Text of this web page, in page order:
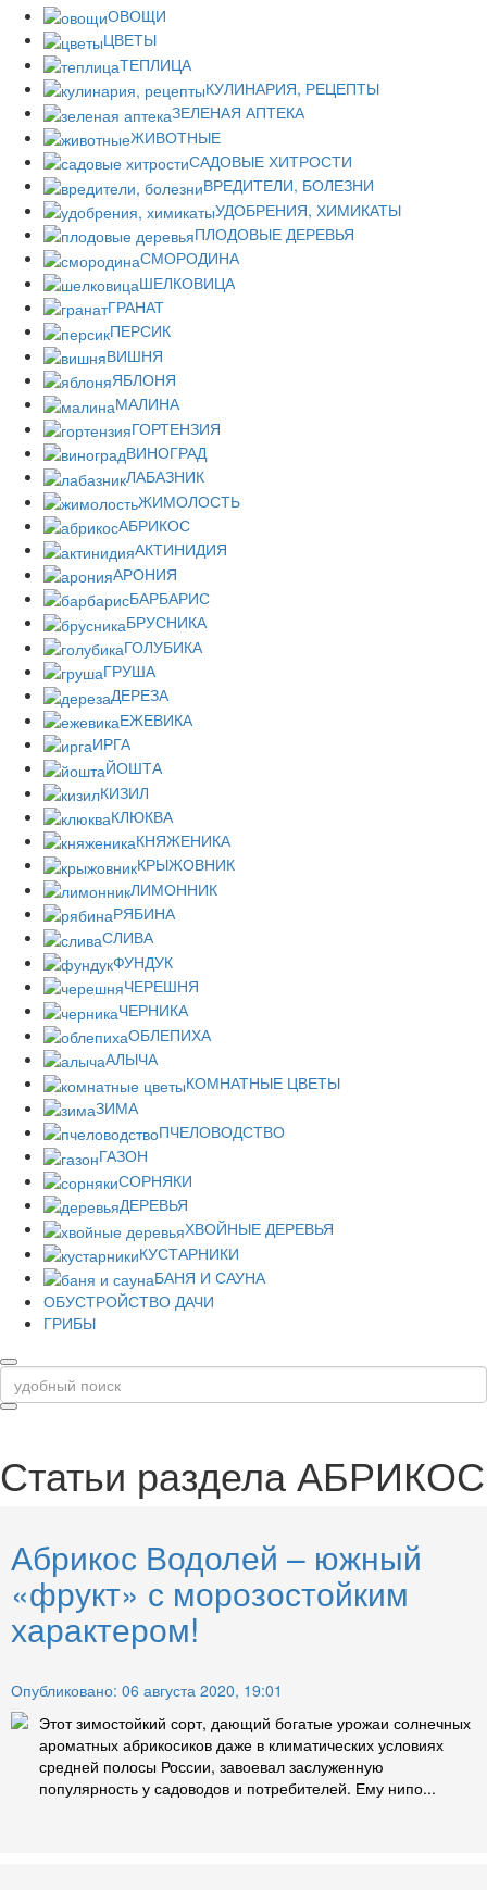
ОВОЩИ
ЦВЕТЫ
ТЕПЛИЦА
КУЛИНАРИЯ, РЕЦЕПТЫ
ЗЕЛЕНАЯ АПТЕКА
ЖИВОТНЫЕ
САДОВЫЕ ХИТРОСТИ
ВРЕДИТЕЛИ, БОЛЕЗНИ
УДОБРЕНИЯ, ХИМИКАТЫ
ПЛОДОВЫЕ ДЕРЕВЬЯ
СМОРОДИНА
ШЕЛКОВИЦА
ГРАНАТ
ПЕРСИК
ВИШНЯ
ЯБЛОНЯ
МАЛИНА
ГОРТЕНЗИЯ
ВИНОГРАД
ЛАБАЗНИК
ЖИМОЛОСТЬ
АБРИКОС
АКТИНИДИЯ
АРОНИЯ
БАРБАРИС
БРУСНИКА
ГОЛУБИКА
ГРУША
ДЕРЕЗА
ЕЖЕВИКА
ИРГА
ЙОШТА
КИЗИЛ
КЛЮКВА
КНЯЖЕНИКА
КРЫЖОВНИК
ЛИМОННИК
РЯБИНА
СЛИВА
ФУНДУК
ЧЕРЕШНЯ
ЧЕРНИКА
ОБЛЕПИХА
АЛЫЧА
КОМНАТНЫЕ ЦВЕТЫ
ЗИМА
ПЧЕЛОВОДСТВО
ГАЗОН
СОРНЯКИ
ДЕРЕВЬЯ
ХВОЙНЫЕ ДЕРЕВЬЯ
КУСТАРНИКИ
БАНЯ И САУНА
ОБУСТРОЙСТВО ДАЧИ
ГРИБЫ
Статьи разделаАБРИКОС
Абрикос Водолей – южный
«фрукт» с морозостойким
характером!
Опубликовано: 06 августа 2020, 19:01
Этот зимостойкий сорт, дающий богатые урожаи солнечных
ароматных абрикосиков даже в климатических условиях
средней полосы России, завоевал заслуженную
популярность у садоводов и потребителей. Ему нипо...